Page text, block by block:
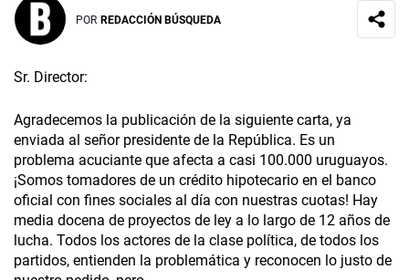
POR REDACCIÓN BÚSQUEDA
Sr. Director:
Agradecemos la publicación de la siguiente carta, ya
enviada al señor presidente de la República. Es un
problema acuciante que afecta a casi 100.000 uruguayos.
¡Somos tomadores de un crédito hipotecario en el banco
oficial con fines sociales al día con nuestras cuotas! Hay
media docena de proyectos de ley a lo largo de 12 años de
lucha. Todos los actores de la clase política, de todos los
partidos, entienden la problemática y reconocen lo justo de